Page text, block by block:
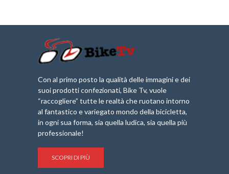
Con al primo posto la qualità delle immagini e dei
suoi prodotti confezionati, Bike Tv, vuole
“raccogliere” tutte le realtà che ruotano intorno
al fantastico e variegato mondo della bicicletta,
in ogni sua forma, sia quella ludica, sia quella più
professionale!
SCOPRI DI PIÙ